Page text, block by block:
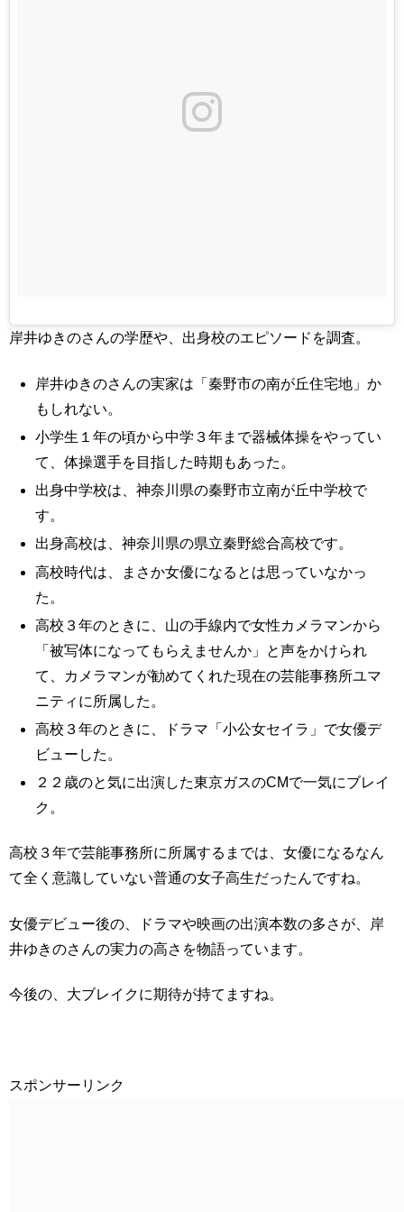
岸井ゆきのさんの学歴や、出身校のエピソードを調査。
岸井ゆきのさんの実家は「秦野市の南が丘住宅地」か
もしれない。
小学生１年の頃から中学３年まで器械体操をやってい
て、体操選手を目指した時期もあった。
出身中学校は、神奈川県の秦野市立南が丘中学校で
す。
出身高校は、神奈川県の県立秦野総合高校です。
高校時代は、まさか女優になるとは思っていなかっ
た。
高校３年のときに、山の手線内で女性カメラマンから
「被写体になってもらえませんか」と声をかけられ
て、カメラマンが勧めてくれた現在の芸能事務所ユマ
ニティに所属した。
高校３年のときに、ドラマ「小公女セイラ」で女優デ
ビューした。
２２歳のと気に出演した東京ガスのCMで一気にブレイ
ク。
高校３年で芸能事務所に所属するまでは、女優になるなん
て全く意識していない普通の女子高生だったんですね。
女優デビュー後の、ドラマや映画の出演本数の多さが、岸
井ゆきのさんの実力の高さを物語っています。
今後の、大ブレイクに期待が持てますね。
スポンサーリンク